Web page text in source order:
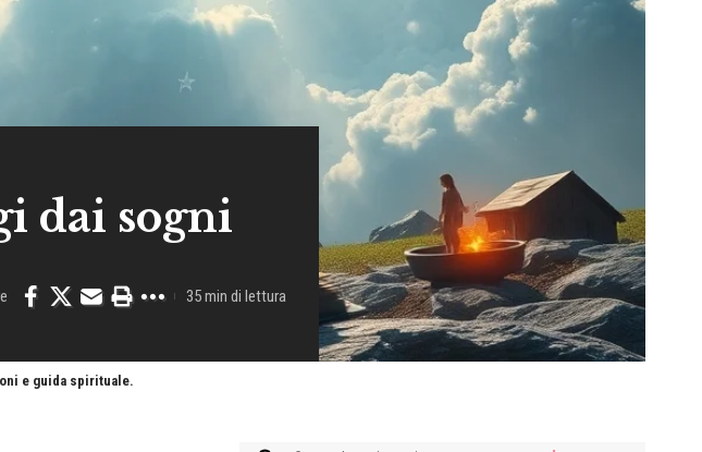
dai sogni
35 min di lettura
e guida spirituale.